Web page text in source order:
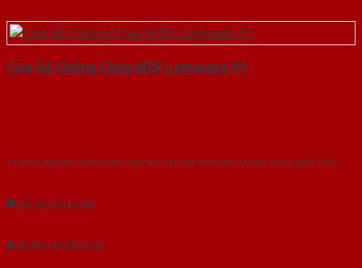
Cửa Gỗ Chống Cháy MDF Laminate P1
Với kinh nghiệm nhiêu năm nghiên cứu cửa theo tiêu chuẩn công nghệ Châu
Gửi yêu cầu tư vấn
Tải báo giá tổng hợp